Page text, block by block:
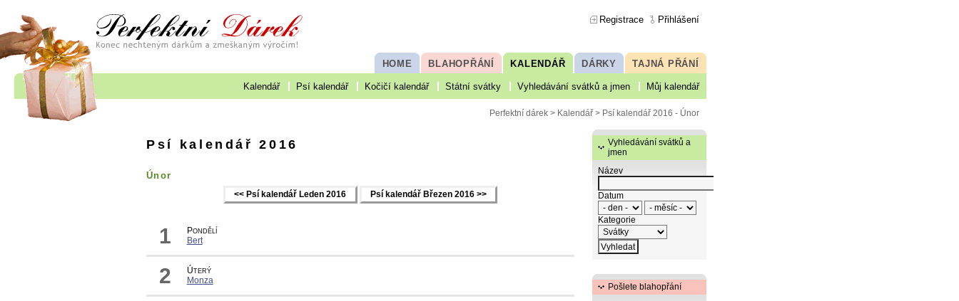
Registrace Přihlášení
TAJNÁ PŘÁNÍ
DÁRKY
KALENDÁŘ
BLAHOPŘÁNÍ
HOME
Kalendář Psí kalendář Kočičí kalendář Státní svátky Vyhledávání svátků a jmen Můj kalendář
Perfektní dárek > Kalendář > Psí kalendář 2016 - Únor
Psí kalendář 2016
Únor
<< Psí kalendář Leden 2016 Psí kalendář Březen 2016 >>
1
Pondělí
Bert
2
Úterý
Monza
Vyhledávání svátků a
jmen
Název
Datum
Kategorie
Pošlete blahopřání